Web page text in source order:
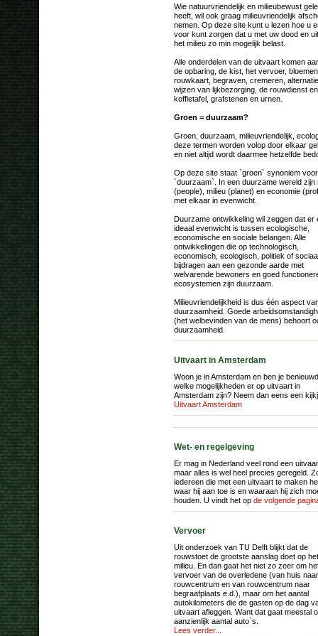
Wie natuurvriendelijk en milieubewust
heeft, wil ook graag milieuvriendelijk
nemen. Op deze site kunt u lezen hoe u
voor kunt zorgen dat u met uw dood en
het milieu zo min mogelijk belast.
Alle onderdelen van de uitvaart komen
de opbaring, de kist, het vervoer,
rouwkaart, begraven, cremeren,
wijzen van lijkbezorging, de rouwdienst
koffietafel, grafstenen en urnen.
Groen = duurzaam?
Groen, duurzaam, milieuvriendelijk,
deze termen worden volop door elkaar
en niet altijd wordt daarmee hetzelfde
Op deze site staat `groen` synoniem voor
`duurzaam`. In een duurzame wereld zijn
(people), milieu (planet) en economie
met elkaar in evenwicht.
Duurzame ontwikkeling wil zeggen dat er
ideaal evenwicht is tussen ecologische,
economische en sociale belangen. Alle
ontwikkelingen die op technologisch,
economisch, ecologisch, politiek of
bijdragen aan een gezonde aarde met
welvarende bewoners en goed
ecosystemen zijn duurzaam.
Milieuvriendelijkheid is dus één aspect
duurzaamheid. Goede
(het welbevinden van de mens) behoort
duurzaamheid.
Uitvaart in Amsterdam
Woon je in Amsterdam en ben je benieuwd
welke mogelijkheden er op uitvaart in
Amsterdam zijn? Neem dan eens een
Uitvaart Amsterdam
Wet- en regelgeving
Er mag in Nederland veel rond een
maar alles is wel heel precies geregeld.
iedereen die met een uitvaart te maken
waar hij aan toe is en waaraan hij zich
houden. U vindt het op de volgende
Vervoer
Uit onderzoek van TU Delft blijkt dat de
rouwstoet de grootste aanslag doet op het
milieu. En dan gaat het niet zo zeer om
vervoer van de overledene (van huis naar
rouwcentrum en van rouwcentrum naar
begraafplaats e.d.), maar om het aantal
autokilometers die de gasten op de dag
uitvaart afleggen. Want dat gaat meestal
aanzienlijk aantal auto`s.
Lees verder...